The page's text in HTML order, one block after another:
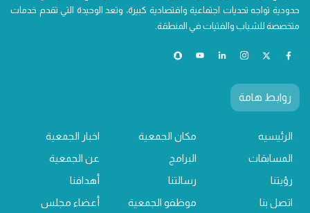
حدودية تواجه تحديات اجتماعية واقتصادية كبيرة، وتعد الوحيدة التي تقدم خدمات
متخصصة للشباب والفتيات في المنطقة.
روابط هامة
الرئيسيه مكان الجمعية
اخبار الجمعية
المسابقات
البرامج
عن الجمعية
رؤيتنا
رسالتنا
أهدافنا
اتصل بنا
موظفو الجمعية
أعضاء مجلس